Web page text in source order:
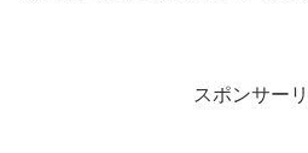
スポンサー